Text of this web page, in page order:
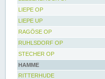
LIEPE OP
LIEPE UP
RAGÖSE OP
RUHLSDORF OP
STECHER OP
HAMME
RITTERHUDE